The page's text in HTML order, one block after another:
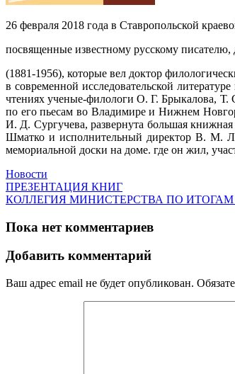
26 февраля 2018 года в Ставропольской
посвященные известному русскому
(1881-1956), которые вел доктор
в современной исследовательской
чтениях ученые-филологи О. Г. Брыкалова, Т.
по его пьесам во Владимире и Нижнем
И. Д. Сургучева, развернута большая
Шматко и исполнительный директор В. М.
мемориальной доски на доме. где он жил,
Новости
ПРЕЗЕНТАЦИЯ КНИГ
КОЛЛЕГИЯ МИНИСТЕРСТВА ПО
Пока нет комментариев
Добавить комментарий
Ваш адрес email не будет опубликован.